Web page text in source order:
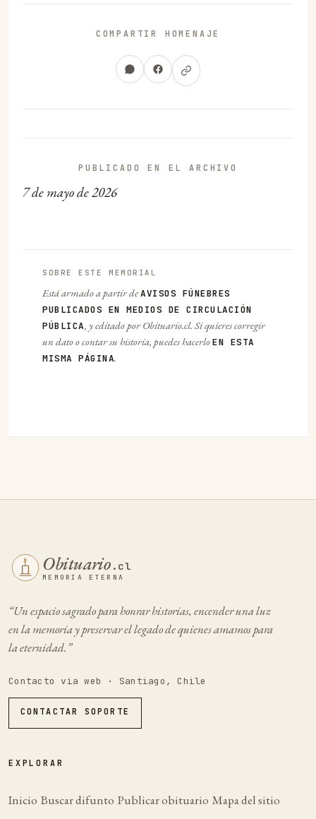
COMPARTIR HOMENAJE
PUBLICADO EN EL ARCHIVO
7 de mayo de 2026
SOBRE ESTE MEMORIAL
Está armado a partir deAVISOS FÚNEBRES
PUBLICADOS EN MEDIOS DE CIRCULACIÓN
PÚBLICA, y editado por Obituario.cl. Si quieres corregir
un dato o contar su historia, puedes hacerloEN ESTA
MISMA PÁGINA.
Obituario .cl
MEMORIA ETERNA
“Un espacio sagrado para honrar historias, encender una luz
en la memoria y preservar el legado de quienes amamos para
la eternidad.”
Contacto via web · Santiago, Chile
CONTACTAR SOPORTE
EXPLORAR
Inicio Buscar difunto Publicar obituario Mapa del sitio